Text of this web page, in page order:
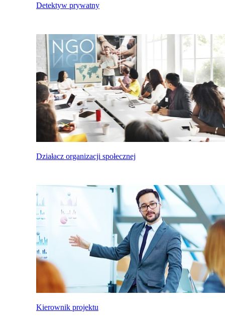
Detektyw prywatny
Działacz organizacji społecznej
Kierownik projektu